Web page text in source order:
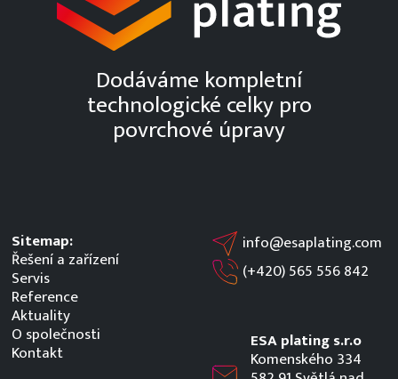
Dodáváme kompletní
technologické celky pro
povrchové úpravy
Sitemap:
Řešení a zařízení
Servis
Reference
Aktuality
O společnosti
Kontakt
info@esaplating.com
(+420)565 556 842
ESA plating s.r.o
Komenského 334